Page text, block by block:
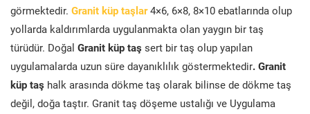
görmektedir. Granit küp taşlar 4×6, 6×8, 8×10 ebatlarında olup
yollarda kaldırımlarda uygulanmakta olan yaygın bir taş
türüdür. Doğal Granit küp taş sert bir taş olup yapılan
uygulamalarda uzun süre dayanıklılık göstermektedir. Granit
küp taş halk arasında dökme taş olarak bilinse de dökme taş
değil, doğa taştır. Granit taş döşeme ustalığı ve Uygulama